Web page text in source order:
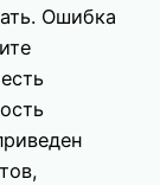
Ошибка